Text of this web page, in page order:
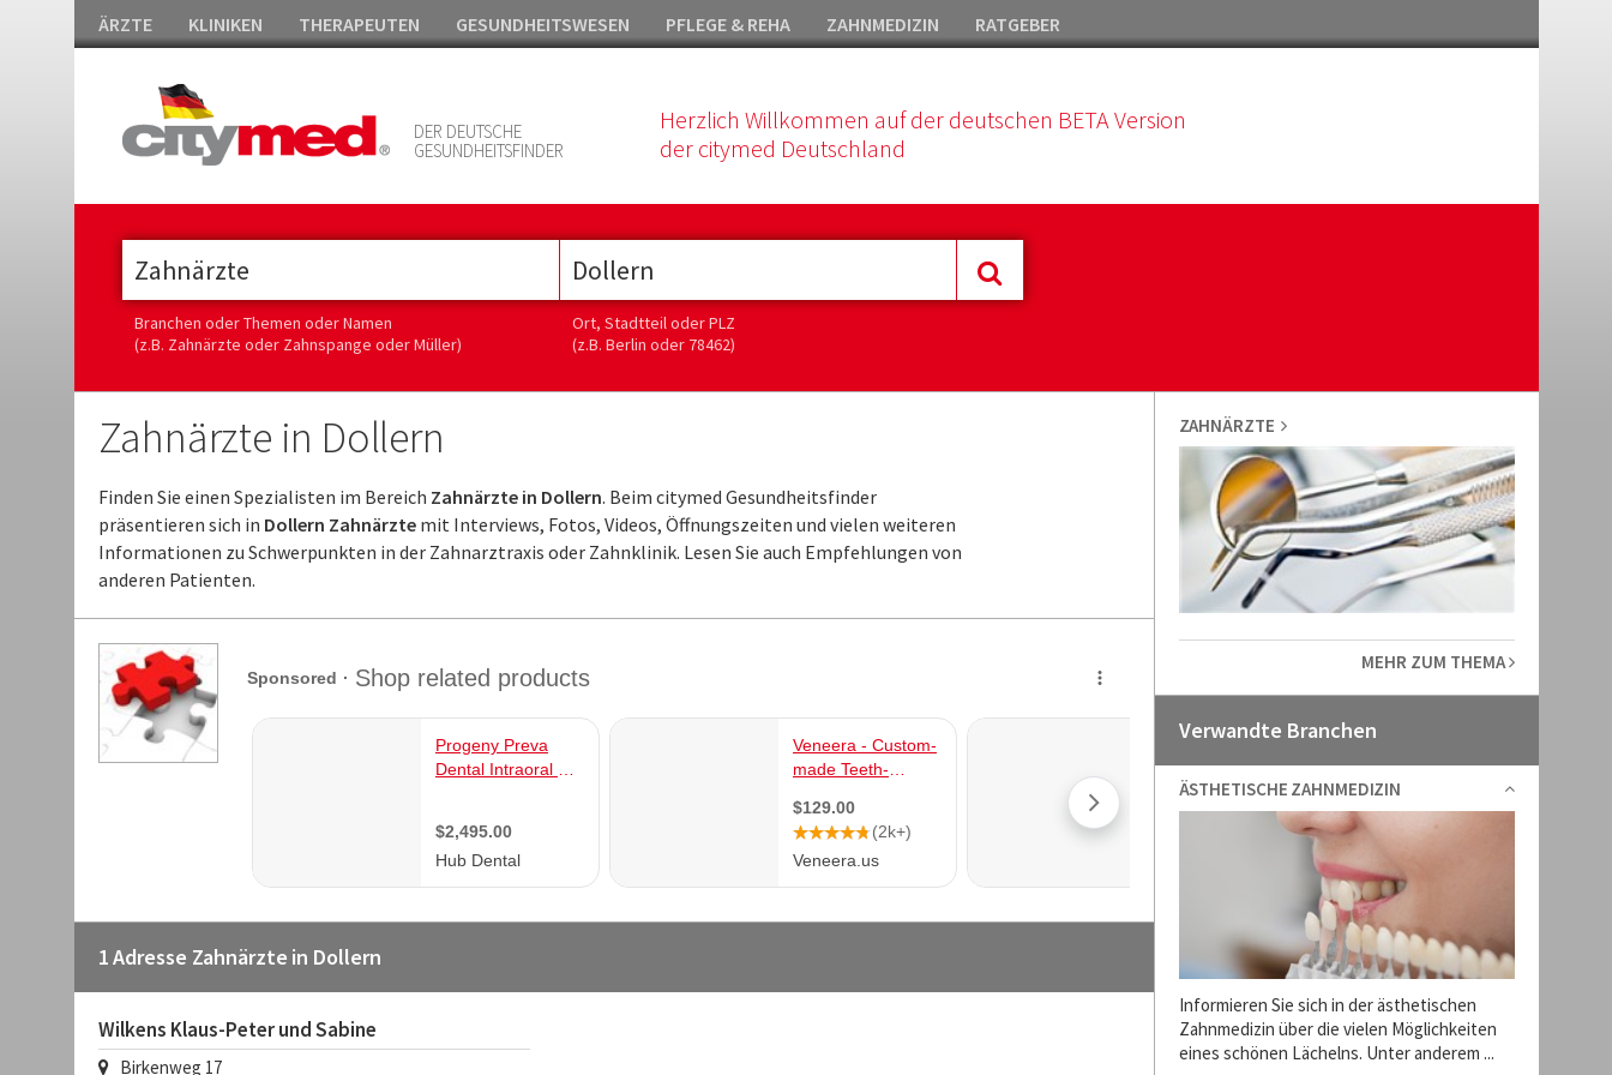
ÄRZTE KLINIKEN THERAPEUTEN GESUNDHEITSWESEN PFLEGE & REHA ZAHNMEDIZIN RATGEBER
DER DEUTSCHE
GESUNDHEITSFINDER
Herzlich Willkommen auf der deutschen BETA Version
der citymed Deutschland
Branchen oder Themen oder Namen
(z.B. Zahnärzte oder Zahnspange oder Müller)
Ort, Stadtteil oder PLZ
(z.B. Berlin oder 78462)
Zahnärzte in Dollern
Finden Sie einen Spezialisten im Bereich Zahnärzte in Dollern. Beim citymed Gesundheitsfinder
präsentieren sich in Dollern Zahnärzte mit Interviews, Fotos, Videos, Öffnungszeiten und vielen weiteren
Informationen zu Schwerpunkten in der Zahnarztraxis oder Zahnklinik. Lesen Sie auch Empfehlungen von
anderen Patienten.
1 Adresse Zahnärzte in Dollern
Wilkens Klaus-Peter und Sabine
Birkenweg 17
ZAHNÄRZTE
MEHR ZUM THEMA
Verwandte Branchen
ÄSTHETISCHE ZAHNMEDIZIN
Informieren Sie sich in der ästhetischen
Zahnmedizin über die vielen Möglichkeiten
eines schönen Lächelns. Unter anderem ...